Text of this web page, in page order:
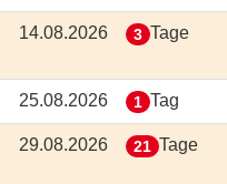
14.08.2026 3 Tage
25.08.2026 1 Tag
29.08.2026 21 Tage